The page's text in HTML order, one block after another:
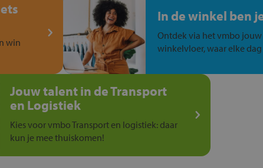
win
In de winkel ben
Ontdek via het vmbo
winkelvloer, waar elke dag
Jouw talent in de Transport
en Logistiek
Kies voor vmbo Transport en logistiek: daar
kun je mee thuiskomen!